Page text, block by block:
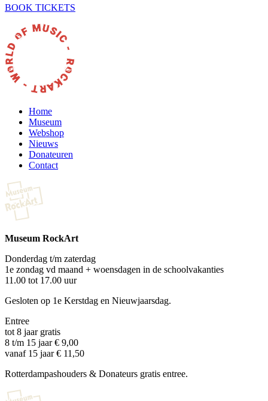
BOOK TICKETS
Home
Museum
Webshop
Nieuws
Donateuren
Contact
Museum RockArt
Donderdag t/m zaterdag
1e zondag vd maand + woensdagen in de schoolvakanties
11.00 tot 17.00 uur
Gesloten op 1e Kerstdag en Nieuwjaarsdag.
Entree
tot 8 jaar gratis
8 t/m 15 jaar € 9,00
vanaf 15 jaar € 11,50
Rotterdampashouders & Donateurs gratis entree.